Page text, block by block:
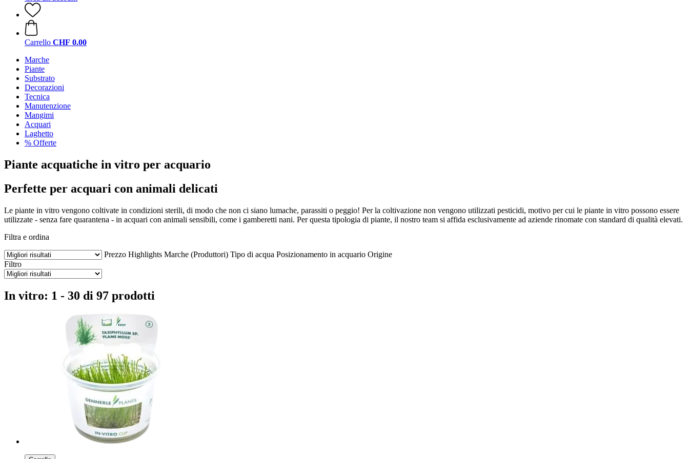
Carrello CHF 0.00
Marche
Piante
Substrato
Decorazioni
Tecnica
Manutenzione
Mangimi
Acquari
Laghetto
% Offerte
Piante acquatiche in vitro per acquario
Perfette per acquari con animali delicati
Le piante in vitro vengono coltivate in condizioni sterili, di modo che non ci siano lumache, parassiti o peggio! Per la coltivazione non vengono utilizzati pesticidi, motivo per cui le piante in vitro possono essere
utilizzate - senza fare quarantena - in acquari con animali sensibili, come i gamberetti nani. Per questa tipologia di piante, il nostro team si affida esclusivamente ad aziende rinomate con standard di qualità elevati.
Filtra e ordina
Prezzo Highlights Marche (Produttori) Tipo di acqua Posizionamento in acquario Origine
Filtro
In vitro: 1 - 30 di 97 prodotti